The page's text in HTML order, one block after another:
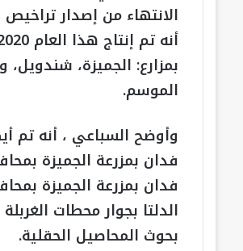
الانتهاء من إصدار تراخيص
الموسم.
فدان بمزرعة الجميزة
الدلتا بجوار محطات
بحوث المحاصيل الحقلية.